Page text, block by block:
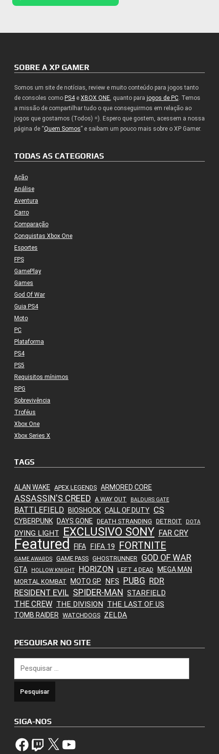
SOBRE A XP GAMER
Somos um site de notícias, review e muito conteúdo para jogos tanto
de consoles como PS4e XBOX ONE, quanto para jogos de PC. Temos
a missão de compartilhar tudo o que conseguirmos em relação ao
jogos que gostamos (Todos) =). Espero que gostem, acessem a nossa
página de “Quem Somos” e saibam um pouco mais sobre o XP Gamer.
TODAS AS CATEGORIAS
Ação
Análise
Aventura
Carro
Comparação
Conquistas Xbox One
Esportes
FPS
GamePlay
Games
God Of War
Guia PS4
Moto
PC
Plataforma
PS4
PS5
Requisitos mínimos
RPG
Sobrevivência
Troféus
Xbox One
Xbox Series X
TAGS
ALAN WAKE APEX LEGENDS ARMORED CORE
ASSASSIN'S CREED A WAY OUT BALDURS GATE
BATTLEFIELD BIOSHOCK CALL OF DUTY CS
CYBERPUNK DAYS GONE DEATH STRANDING DETROIT DOTA
DYING LIGHT EXCLUSIVO SONY FAR CRY
Featured FIFA FIFA 19 FORTNITE
GAME AWARDS GAME PASS GHOSTRUNNER GOD OF WAR
GTA HOLLOW KNIGHT HORIZON LEFT 4 DEAD MEGA MAN
MORTAL KOMBAT MOTO GP NFS PUBG RDR
RESIDENT EVIL SPIDER-MAN STARFIELD
THE CREW THE DIVISION THE LAST OF US
TOMB RAIDER WATCHDOGS ZELDA
PESQUISAR NO SITE
por:
SIGA-NOS
FacebookTwitch X YouTube